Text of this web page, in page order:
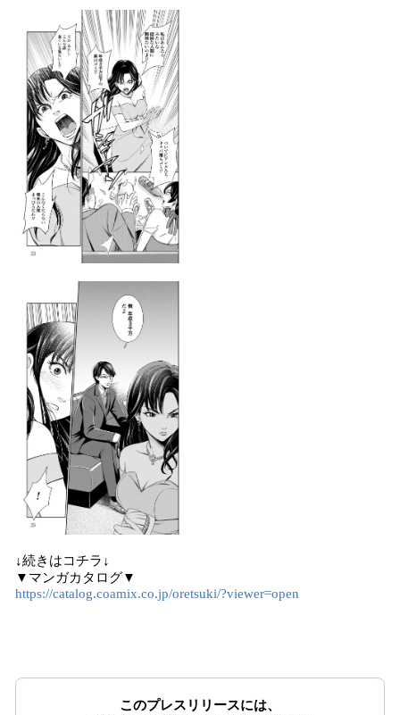
↓続きはコチラ↓
▼マンガカタログ▼
https://catalog.coamix.co.jp/oretsuki/?viewer=open
このプレスリリースには、